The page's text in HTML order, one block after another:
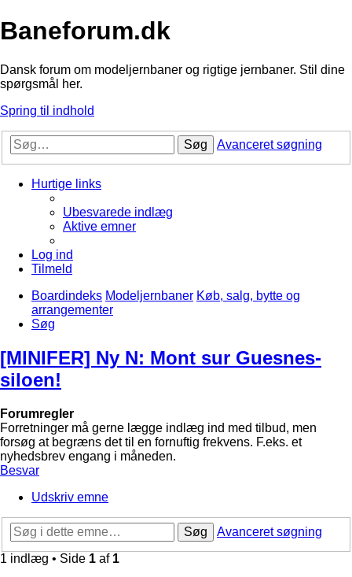
Baneforum.dk
Dansk forum om modeljernbaner og rigtige jernbaner. Stil dine
spørgsmål her.
Spring til indhold
Søg Avanceret søgning
Hurtige links
Ubesvarede indlæg
Aktive emner
Log ind
Tilmeld
Boardindeks Modeljernbaner Køb, salg, bytte og
arrangementer
Søg
[MINIFER] Ny N: Mont sur Guesnes-
siloen!
Forumregler
Forretninger må gerne lægge indlæg ind med tilbud, men
forsøg at begræns det til en fornuftig frekvens. F.eks. et
nyhedsbrev engang i måneden.
Besvar
Udskriv emne
Søg
Avanceret søgning
1 indlæg • Side 1 af 1